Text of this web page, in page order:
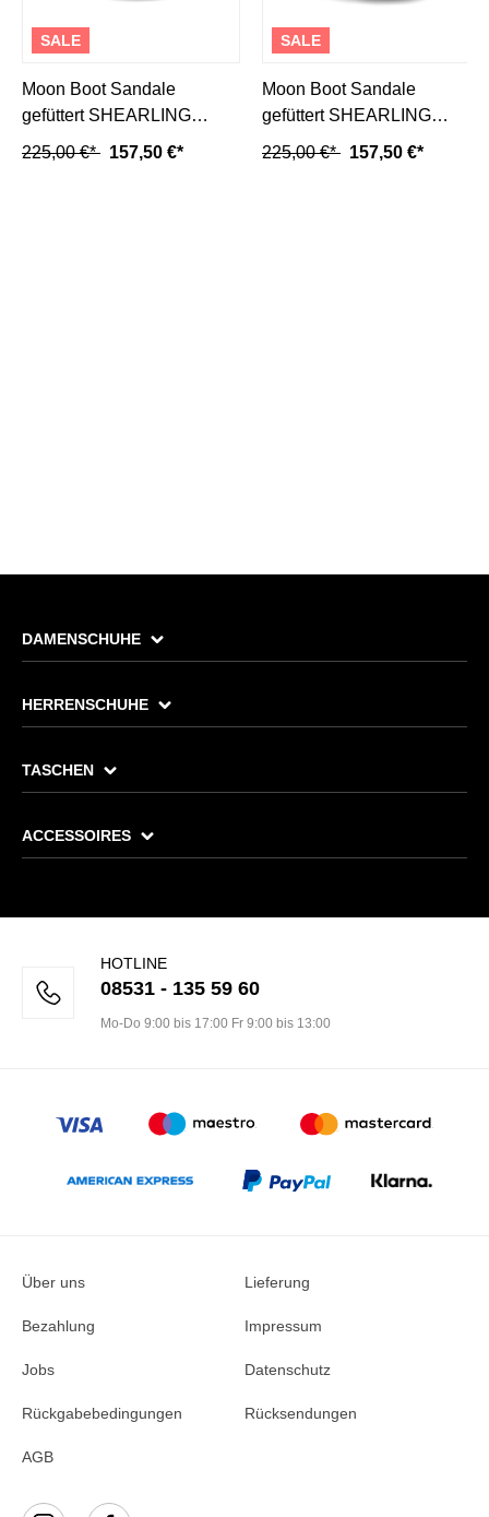
SALE
Moon Boot Sandale
gefüttert SHEARLING
SANDAL- ice/ wollweiss
225,00 €* 157,50 €*
SALE
Moon Boot Sandale
gefüttert SHEARLING
SANDAL- cognac
225,00 €* 157,50 €*
DAMENSCHUHE
HERRENSCHUHE
TASCHEN
ACCESSOIRES
HOTLINE
08531 - 135 59 60
Mo-Do 9:00 bis 17:00 Fr 9:00 bis 13:00
Über uns Lieferung
Bezahlung Impressum
Jobs Datenschutz
Rückgabebedingungen Rücksendungen
AGB